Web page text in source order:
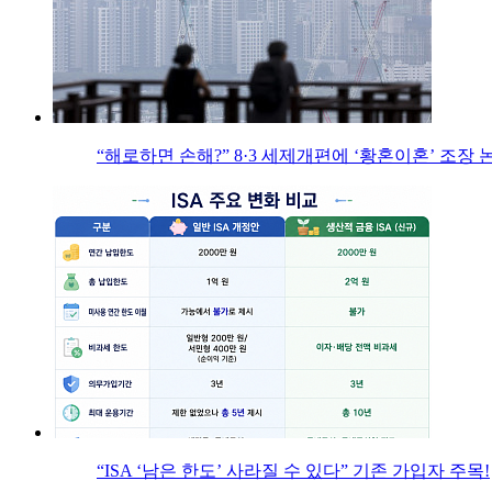
“해로하면 손해?” 8·3 세제개편에 ‘황혼이혼’ 조장
“ISA ‘남은 한도’ 사라질 수 있다” 기존 가입자 주목!